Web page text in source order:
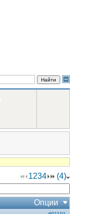
Найти
1234 (4)
Опции